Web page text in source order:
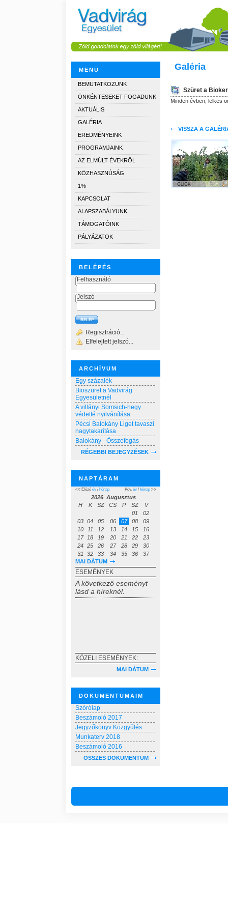
MENÜ
BEMUTATKOZUNK
ÖNKÉNTESEKET FOGADUNK
AKTUÁLIS
GALÉRIA
EREDMÉNYEINK
PROGRAMJAINK
AZ ELMÚLT ÉVEKRŐL
KÖZHASZNÚSÁG
1%
KAPCSOLAT
ALAPSZABÁLYUNK
TÁMOGATÓINK
PÁLYÁZATOK
BELÉPÉS
Felhasználó
Jelszó
Regisztráció...
Elfelejtett jelszó...
ARCHÍVUM
Egy százalék
Bioszüret a Vadvirág
Egyesületnél
A villányi Somsich-hegy
védetté nyilvánítása
Pécsi Balokány Liget tavaszi
nagytakarítása
Balokány - Összefogás
RÉGEBBI BEJEGYZÉSEK
NAPTÁRAM
<< Előző év / hónap Köv. év / hónap >>
2026 Augusztus
H
K SZ CS P SZ
V
01
02
03 04 05 06 07 08
09
10
11 12 13 14 15
16
17
18 19 20 21 22
23
24 25 26 27 28 29
30
31
32 33 34 35 36
37
MAI DÁTUM
ESEMÉNYEK
A következő eseményt
lásd a híreknél.
KÖZELI ESEMÉNYEK:
MAI DÁTUM
DOKUMENTUMAIM
Szórólap
Beszámoló 2017
Jegyzőkönyv Közgyűlés
Munkaterv 2018
Beszámoló 2016
ÖSSZES DOKUMENTUM
Galéria
Szüret a
Minden évben, lelkes
VISSZA A